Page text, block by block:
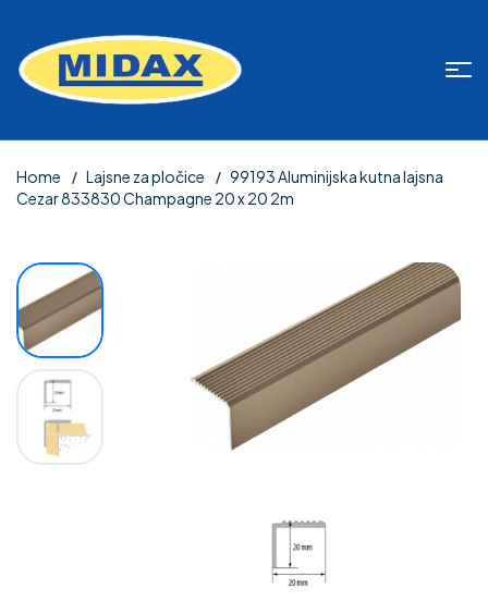
Home Lajsne za pločice
99193 Aluminijska kutna lajsna
Cezar 833830 Champagne 20 x 20 2m